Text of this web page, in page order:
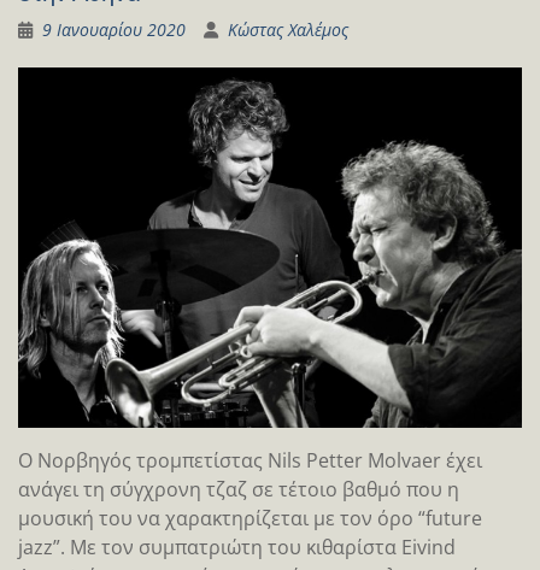
9 Ιανουαρίου 2020 Κώστας Χαλέμος
Ο Νορβηγός τρομπετίστας Nils Petter Molvaer έχει
ανάγει τη σύγχρονη τζαζ σε τέτοιο βαθμό που η
μουσική του να χαρακτηρίζεται με τον όρο “future
jazz”. Με τον συμπατριώτη του κιθαρίστα Eivind